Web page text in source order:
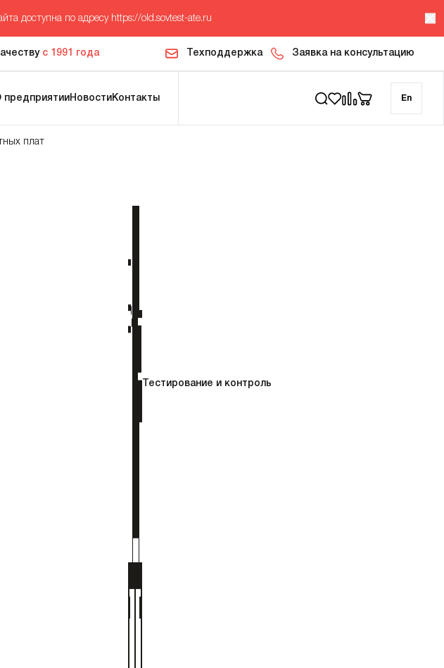
доступна по адресу https://old.sovtest-ate.ru
с 1991 года Техподдержка Заявка на консультацию
предприятииНовостиКонтакты En
плат
Тестирование и контроль